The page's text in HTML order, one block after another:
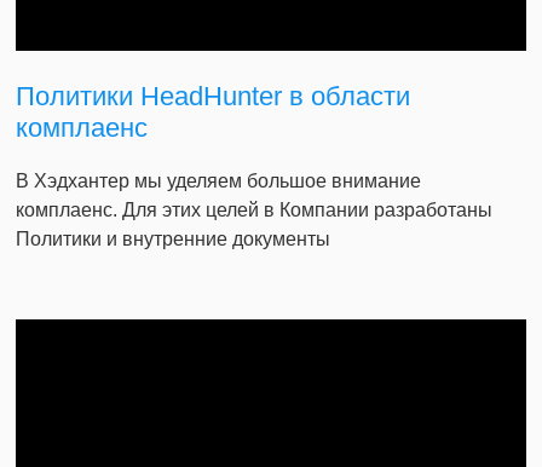
Политики HeadHunter в области
комплаенс
В Хэдхантер мы уделяем большое внимание
комплаенс. Для этих целей в Компании разработаны
Политики и внутренние документы